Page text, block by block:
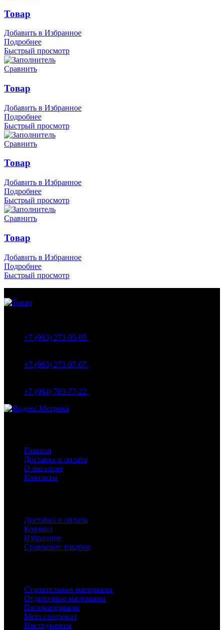
Товар
Добавить в Избранное
Подробнее
Быстрый просмотр
Сравнить
Товар
Добавить в Избранное
Подробнее
Быстрый просмотр
Сравнить
Товар
Добавить в Избранное
Подробнее
Быстрый просмотр
Сравнить
Товар
Добавить в Избранное
Подробнее
Быстрый просмотр
+7 (963) 273-05-05
+7 (963) 273-07-07
+7 (964) 703-77-22
Главная
Доставка и оплата
О магазине
Контакты
Доставка и оплата
Корзина
Избранное
Сравнение товаров
Строительные материалы
Отделочные материалы
Пиломатериалы
Металлопрокат
Инструменты